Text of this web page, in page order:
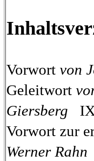
Vorwort von
Geleitwort
Giersberg
Vorwort zur
Werner Rahn